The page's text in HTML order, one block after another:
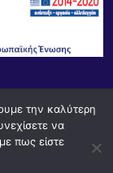
την καλύτερη
να
πως είστε